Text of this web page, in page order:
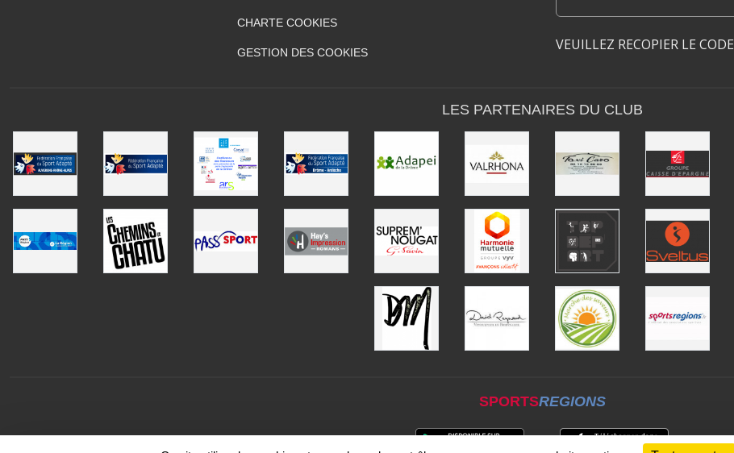
CHARTE COOKIES
GESTION DES COOKIES VEUILLEZ RECOPIER LE CODE
LES PARTENAIRES DU CLUB
SPORTSREGIONS